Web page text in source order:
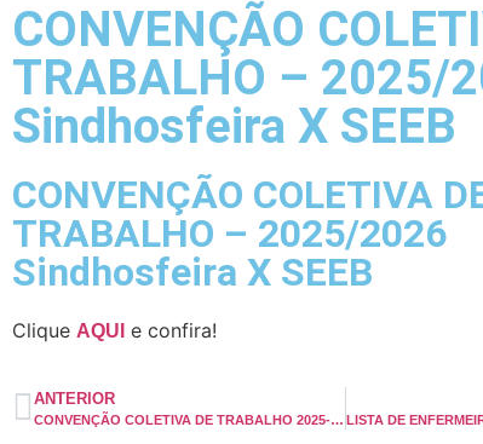
CONVENÇÃO
TRABALHO – 2025/
Sindhosfeira X SEEB
CONVENÇÃO COLETIVA
TRABALHO – 2025/2026
Sindhosfeira X SEEB
Clique AQUI e confira!
ANTERIOR
CONVENÇÃO COLETIVA DE TRABALHO 2025-2026 SEEB X SINDHSUDOESTE